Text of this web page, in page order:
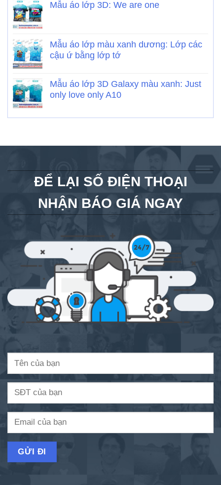
Mẫu áo lớp 3D: We are one
Mẫu áo lớp màu xanh dương: Lớp các
cậu ứ bằng lớp tớ
Mẫu áo lớp 3D Galaxy màu xanh: Just
only love only A10
ĐỂ LẠI SỐ ĐIỆN THOẠI
NHẬN BÁO GIÁ NGAY